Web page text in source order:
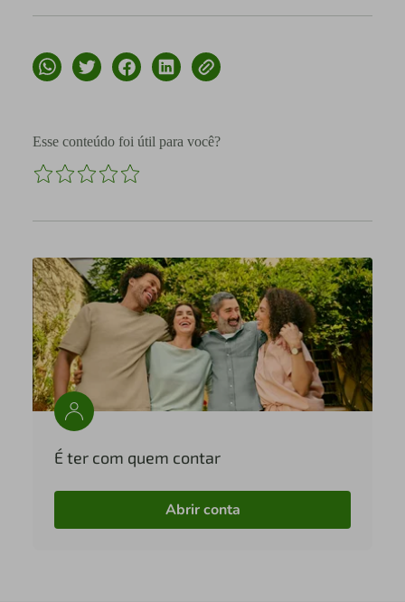
Esse conteúdo foi útil para você?
É ter com quem contar
Abrir conta